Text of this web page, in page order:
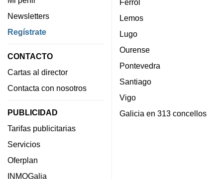
Newsletters
Regístrate
CONTACTO
Cartas al director
Contacta con nosotros
PUBLICIDAD
Tarifas publicitarias
Servicios
Oferplan
INMOGalia
Ferrol
Lemos
Lugo
Ourense
Pontevedra
Santiago
Vigo
Galicia en 313 concellos